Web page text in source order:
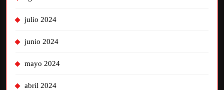
julio 2024
junio 2024
mayo 2024
abril 2024